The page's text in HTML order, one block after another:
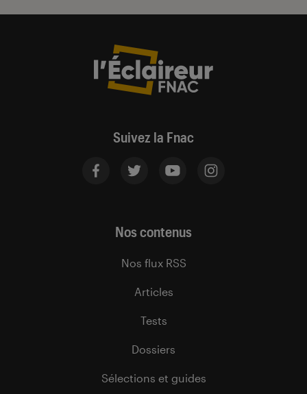
Suivez la Fnac
Nos contenus
Nos flux RSS
Articles
Tests
Dossiers
Sélections et guides